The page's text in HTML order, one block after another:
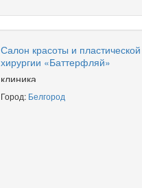
Салон красоты и пластической
хирургии «Баттерфляй»
клиника
Город: Белгород